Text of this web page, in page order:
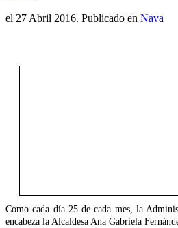
el 27 Abril 2016. Publicado en Nava
Como cada día 25 de cada mes, la
encabeza la Alcaldesa Ana Gabriela